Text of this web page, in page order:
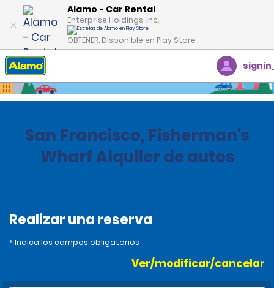
Alamo - Car Rental
Enterprise Holdings, Inc.
OBTENER: Disponible en Play Store
Inicio Oficinas
San Francisco, Fisherman's
Wharf Alquiler de autos
Realizar una reserva
* Indica los campos obligatorios
Ver/modificar/cancelar